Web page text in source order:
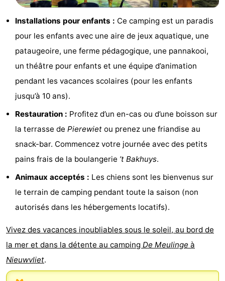
des
Glossopètre
Événements
Forum
Route
Stationnement
Adresses
Zeeland
Walcheren
Veere
-
Installations pour enfants : Ce camping est un paradis
pour les enfants avec une aire de jeux aquatique, une
pataugeoire, une ferme pédagogique, une pannakooi,
un théâtre pour enfants et une équipe d’animation
pendant les vacances scolaires (pour les enfants
jusqu’à 10 ans).
Restauration : Profitez d’un en-cas ou d’une boisson sur
la terrasse de Pierewiet ou prenez une friandise au
snack-bar. Commencez votre journée avec des petits
pains frais de la boulangerie ’t Bakhuys.
Animaux acceptés : Les chiens sont les bienvenus sur
le terrain de camping pendant toute la saison (non
autorisés dans les hébergements locatifs).
Vivez des vacances inoubliables sous le soleil, au bord de
la mer et dans la détente au camping De Meulinge à
Nieuwvliet.